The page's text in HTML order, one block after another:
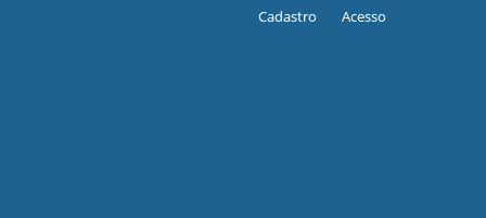
Cadastro Acesso